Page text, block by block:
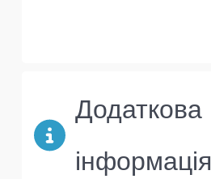
Додаткова
інформація